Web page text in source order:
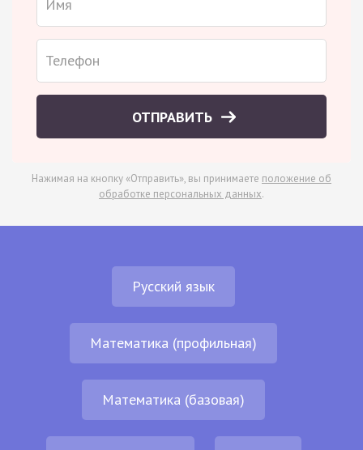
ОТПРАВИТЬ
Нажимая на кнопку «Отправить», вы принимаете положение об
обработке персональных данных.
Русский язык
Математика (профильная)
Математика (базовая)